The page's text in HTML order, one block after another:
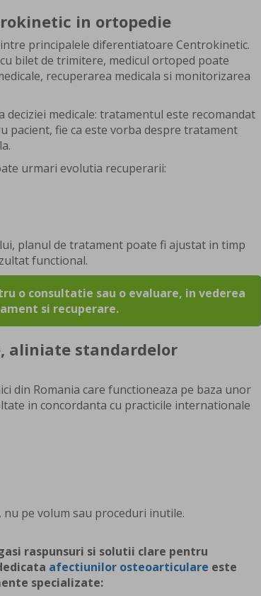
in ortopedie
principalele diferentiatoare Centrokinetic.
bilet de trimitere, medicul ortoped poate
recuperarea medicala si monitorizarea
medicale: tratamentul este recomandat
pacient, fie ca este vorba despre tratament
urmari evolutia recuperarii:
planul de tratament poate fi ajustat in timp
functional.
o consultatie sau o evaluare, in vederea
si recuperare.
aliniate standardelor
din Romania care functioneaza pe baza unor
in concordanta cu practicile internationale
pe volum sau proceduri inutile.
raspunsuri si solutii clare pentru
afectiunilor osteoarticulare este
specializate: